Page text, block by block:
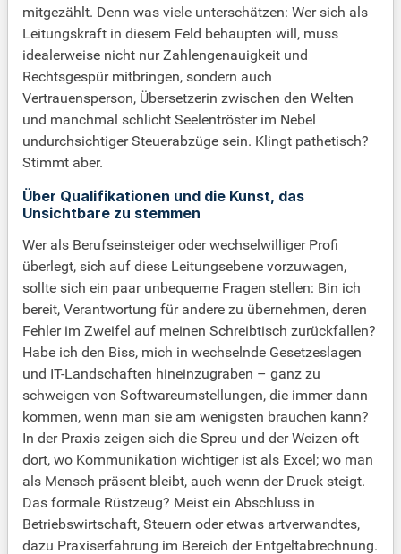
mitgezählt. Denn was viele unterschätzen: Wer sich als
Leitungskraft in diesem Feld behaupten will, muss
idealerweise nicht nur Zahlengenauigkeit und
Rechtsgespür mitbringen, sondern auch
Vertrauensperson, Übersetzerin zwischen den Welten
und manchmal schlicht Seelentröster im Nebel
undurchsichtiger Steuerabzüge sein. Klingt pathetisch?
Stimmt aber.
Über Qualifikationen und die Kunst, das
Unsichtbare zu stemmen
Wer als Berufseinsteiger oder wechselwilliger Profi
überlegt, sich auf diese Leitungsebene vorzuwagen,
sollte sich ein paar unbequeme Fragen stellen: Bin ich
bereit, Verantwortung für andere zu übernehmen, deren
Fehler im Zweifel auf meinen Schreibtisch zurückfallen?
Habe ich den Biss, mich in wechselnde Gesetzeslagen
und IT-Landschaften hineinzugraben – ganz zu
schweigen von Softwareumstellungen, die immer dann
kommen, wenn man sie am wenigsten brauchen kann?
In der Praxis zeigen sich die Spreu und der Weizen oft
dort, wo Kommunikation wichtiger ist als Excel; wo man
als Mensch präsent bleibt, auch wenn der Druck steigt.
Das formale Rüstzeug? Meist ein Abschluss in
Betriebswirtschaft, Steuern oder etwas artverwandtes,
dazu Praxiserfahrung im Bereich der Entgeltabrechnung.